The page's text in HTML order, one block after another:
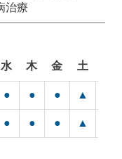
治療
水 木 金 土
● ● ● ▲
● ● ● ▲